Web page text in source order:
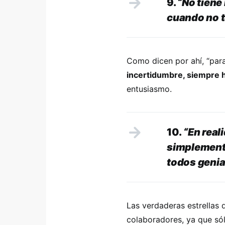
cuando no
Como dicen por ahí,
incertidumbre, siempre
entusiasmo.
10. “En
todos
Las verdaderas estrellas
colaboradores, ya que